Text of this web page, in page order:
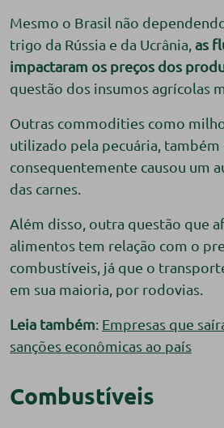
Mesmo o Brasil não
trigo da Rússia e da Ucrânia, as
impactaram os preços dos
questão dos insumos agrícolas
Outras commodities como
utilizado pela pecuária, também
consequentemente causou um
das carnes.
Além disso, outra questão que
alimentos tem relação com o
combustíveis, já que o
em sua maioria, por rodovias.
Leia também: Empresas que
sanções econômicas ao país
Combustíveis